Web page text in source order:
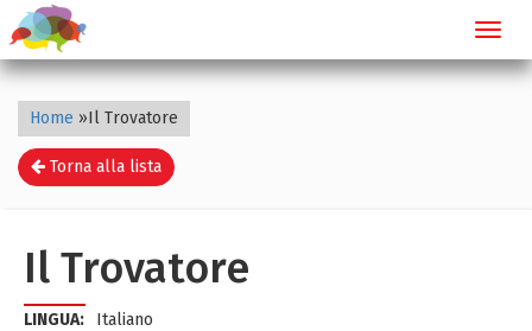
Home »Il Trovatore
Torna alla lista
Il Trovatore
LINGUA:
Italiano